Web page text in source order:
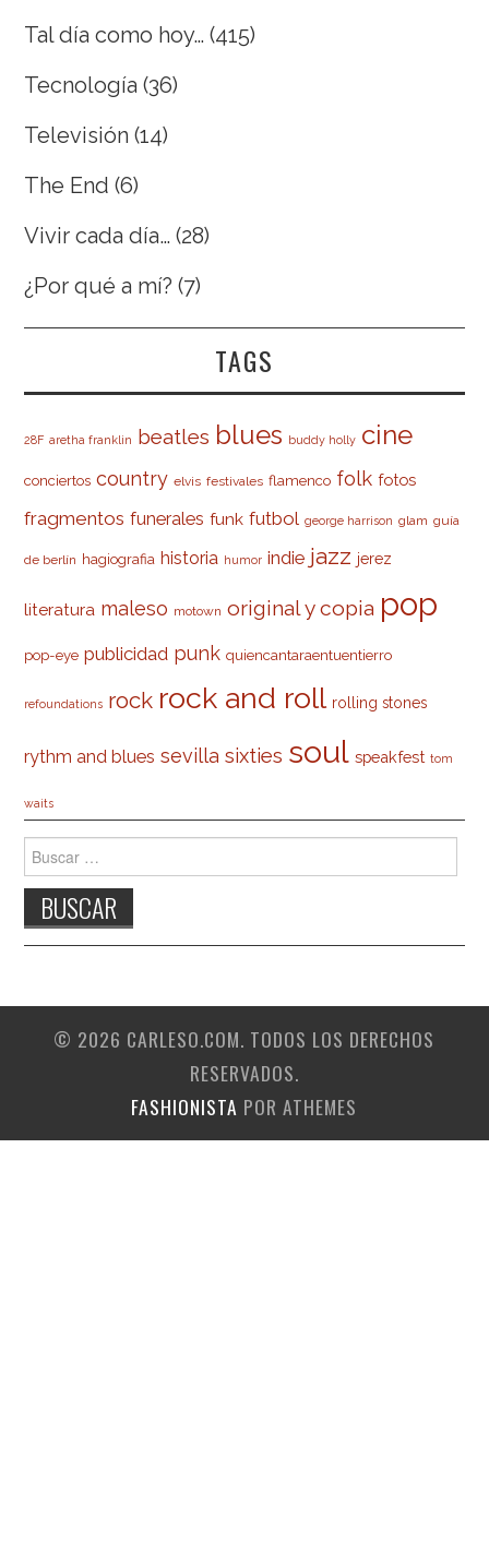
Tal día como hoy… (415)
Tecnología (36)
Televisión (14)
The End (6)
Vivir cada día… (28)
¿Por qué a mí? (7)
TAGS
28F aretha franklin beatles blues buddy holly cine
conciertos country elvis festivales flamenco folk fotos
fragmentos funerales funk futbol george harrison glam guía
de berlín hagiografia historia humor indie jazz jerez
literatura maleso motown original y copia pop
pop-eye publicidad punk quiencantaraentuentierro
refoundations rock rock and roll rolling stones
rythm and blues sevilla sixties soul speakfest tom
waits
Buscar:
© 2026 CARLESO.COM. TODOS LOS DERECHOS
RESERVADOS.
FASHIONISTA POR ATHEMES